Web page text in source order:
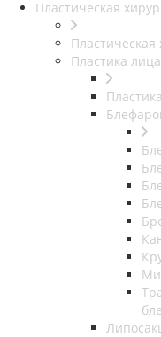
Пластическая
Пластическая
Пластика лица